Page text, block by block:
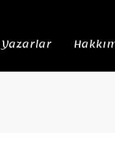
Yazarlar